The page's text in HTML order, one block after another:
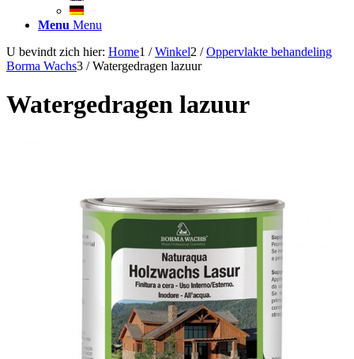
Menu Menu
U bevindt zich hier: Home1 / Winkel2 / Oppervlakte behandeling
Borma Wachs3 / Watergedragen lazuur
Watergedragen lazuur